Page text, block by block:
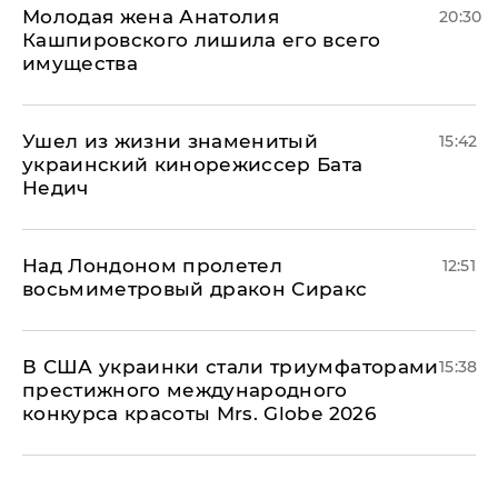
Молодая жена Анатолия
Кашпировского лишила его всего
имущества
20:30
Ушел из жизни знаменитый
украинский кинорежиссер Бата
Недич
15:42
Над Лондоном пролетел
восьмиметровый дракон Сиракс
12:51
В США украинки стали триумфаторами
престижного международного
конкурса красоты Mrs. Globe 2026
15:38